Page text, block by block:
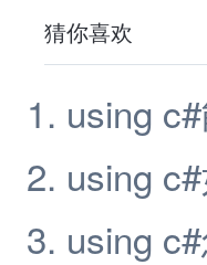
猜你喜欢
using
using
using